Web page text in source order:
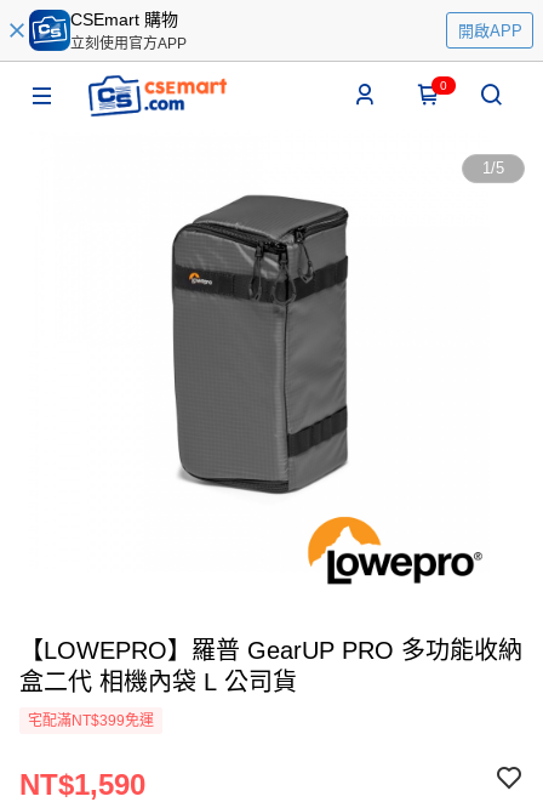
CSEmart 購物
立刻使用官方APP
開啟APP
0
1/5
【LOWEPRO】羅普 GearUP PRO 多功能收納
盒二代 相機內袋 L 公司貨
宅配滿NT$399免運
NT$1,590